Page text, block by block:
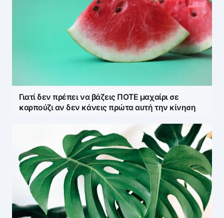
Γιατί δεν πρέπει να βάζεις ΠΟΤΕ μαχαίρι σε
καρπούζι αν δεν κάνεις πρώτα αυτή την κίνηση